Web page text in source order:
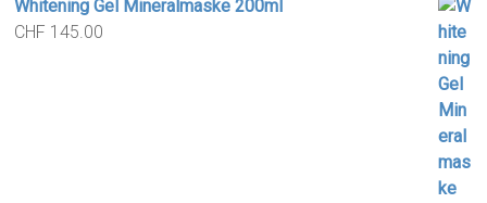
Whitening Gel Mineralmaske 200ml
CHF 145.00